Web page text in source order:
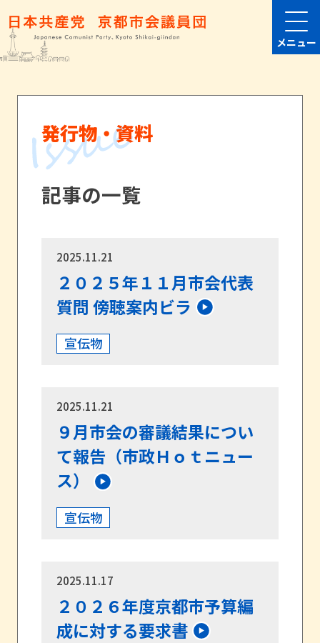
メニュー
発行物・資料
記事の一覧
2025.11.21
２０２５年１１月市会代表
質問 傍聴案内ビラ
宣伝物
2025.11.21
９月市会の審議結果につい
て報告（市政Ｈｏｔニュー
ス）
宣伝物
2025.11.17
２０２６年度京都市予算編
成に対する要求書